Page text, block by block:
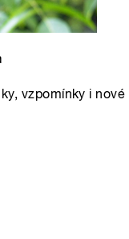
vzpomínky i nové